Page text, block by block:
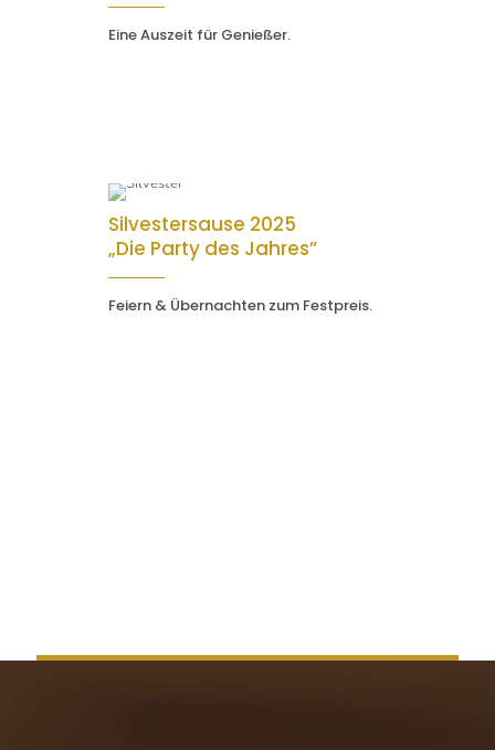
Eine Auszeit für Genießer.
Silvestersause 2025
„Die Party des Jahres”
Feiern & Übernachten zum Festpreis.